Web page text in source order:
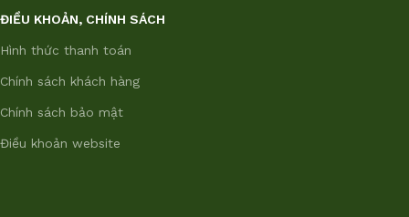
ĐIỀU KHOẢN, CHÍNH SÁCH
Hình thức thanh toán
Chính sách khách hàng
Chính sách bảo mật
Điều khoản website